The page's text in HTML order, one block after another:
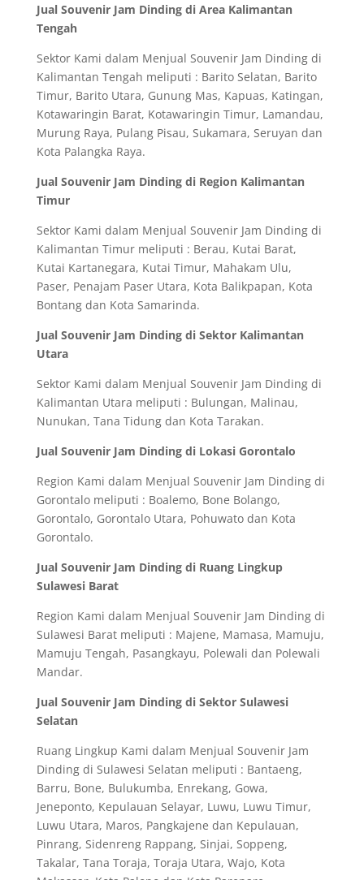
Jual Souvenir Jam Dinding di Area Kalimantan
Tengah
Sektor Kami dalam Menjual Souvenir Jam Dinding di
Kalimantan Tengah meliputi : Barito Selatan, Barito
Timur, Barito Utara, Gunung Mas, Kapuas, Katingan,
Kotawaringin Barat, Kotawaringin Timur, Lamandau,
Murung Raya, Pulang Pisau, Sukamara, Seruyan dan
Kota Palangka Raya.
Jual Souvenir Jam Dinding di Region Kalimantan
Timur
Sektor Kami dalam Menjual Souvenir Jam Dinding di
Kalimantan Timur meliputi : Berau, Kutai Barat,
Kutai Kartanegara, Kutai Timur, Mahakam Ulu,
Paser, Penajam Paser Utara, Kota Balikpapan, Kota
Bontang dan Kota Samarinda.
Jual Souvenir Jam Dinding di Sektor Kalimantan
Utara
Sektor Kami dalam Menjual Souvenir Jam Dinding di
Kalimantan Utara meliputi : Bulungan, Malinau,
Nunukan, Tana Tidung dan Kota Tarakan.
Jual Souvenir Jam Dinding di Lokasi Gorontalo
Region Kami dalam Menjual Souvenir Jam Dinding di
Gorontalo meliputi : Boalemo, Bone Bolango,
Gorontalo, Gorontalo Utara, Pohuwato dan Kota
Gorontalo.
Jual Souvenir Jam Dinding di Ruang Lingkup
Sulawesi Barat
Region Kami dalam Menjual Souvenir Jam Dinding di
Sulawesi Barat meliputi : Majene, Mamasa, Mamuju,
Mamuju Tengah, Pasangkayu, Polewali dan Polewali
Mandar.
Jual Souvenir Jam Dinding di Sektor Sulawesi
Selatan
Ruang Lingkup Kami dalam Menjual Souvenir Jam
Dinding di Sulawesi Selatan meliputi : Bantaeng,
Barru, Bone, Bulukumba, Enrekang, Gowa,
Jeneponto, Kepulauan Selayar, Luwu, Luwu Timur,
Luwu Utara, Maros, Pangkajene dan Kepulauan,
Pinrang, Sidenreng Rappang, Sinjai, Soppeng,
Takalar, Tana Toraja, Toraja Utara, Wajo, Kota